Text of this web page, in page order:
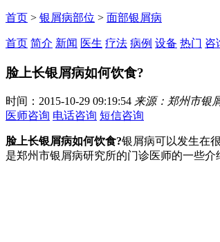
首页 > 银屑病部位 > 面部银屑病
首页 简介 新闻 医生 疗法 病例 设备 热门 咨
脸上长银屑病如何饮食?
时间：2015-10-29 09:19:54 来源：郑州市银
医师咨询 电话咨询 短信咨询
脸上长银屑病如何饮食?银屑病可以发生在
是郑州市银屑病研究所的门诊医师的一些介